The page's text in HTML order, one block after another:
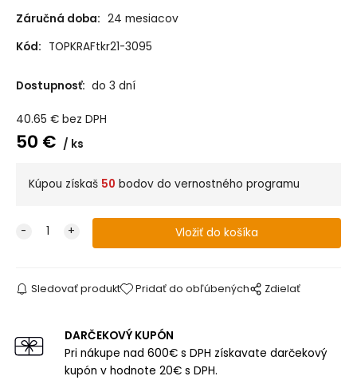
Záručná doba: 24 mesiacov
Kód: TOPKRAFtkr21-3095
Dostupnosť: do 3 dní
40.65 € bez DPH
50 € ks
Kúpou získaš 50 bodov do vernostného programu
Sledovať produkt Pridať do obľúbených Zdielať
DARČEKOVÝ KUPÓN
Pri nákupe nad 600€ s DPH získavate darčekový
kupón v hodnote 20€ s DPH.